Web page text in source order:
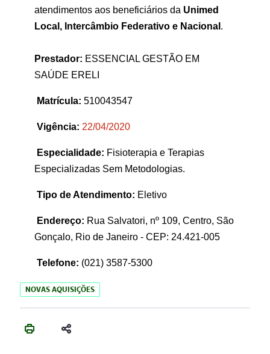
atendimentos aos beneficiários da Unimed
Local, Intercâmbio Federativo e Nacional .
Prestador: ESSENCIAL GESTÃO EM
SAÚDE ERELI
Matrícula: 510043547
Vigência: 22/04/2020
Especialidade: Fisioterapia e Terapias
Especializadas Sem Metodologias.
Tipo de Atendimento: Eletivo
Endereço: Rua Salvatori, nº 109, Centro, São
Gonçalo, Rio de Janeiro - CEP: 24.421-005
Telefone: (021) 3587-5300
NOVAS AQUISIÇÕES